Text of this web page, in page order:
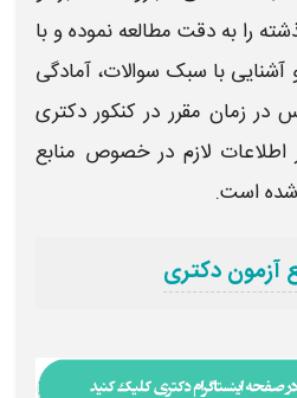
را به دقت مطالعه نموده و با
آشنایی با سبک سوالات، آمادگی
در زمان مقرر در کنکور دکتری
اطلاعات لازم در خصوص منابع
شده است.
آزمون دکتری